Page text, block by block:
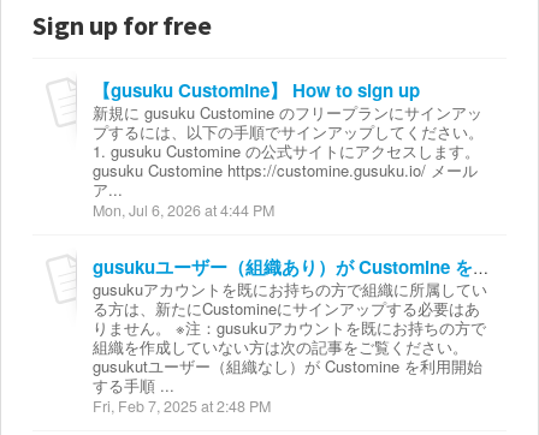
Sign up for free
【gusuku Customine】 How to sign up
新規に gusuku Customine のフリープランにサインアッ
プするには、以下の手順でサインアップしてください。
1. gusuku Customine の公式サイトにアクセスします。
gusuku Customine https://customine.gusuku.io/ メール
ア...
Mon, Jul 6, 2026 at 4:44 PM
gusukuユーザー（組織あり）が Customine を利用開始する手順
gusukuアカウントを既にお持ちの方で組織に所属してい
る方は、新たにCustomineにサインアップする必要はあ
りません。 ※注：gusukuアカウントを既にお持ちの方で
組織を作成していない方は次の記事をご覧ください。
gusukutユーザー（組織なし）が Customine を利用開始
する手順 ...
Fri, Feb 7, 2025 at 2:48 PM